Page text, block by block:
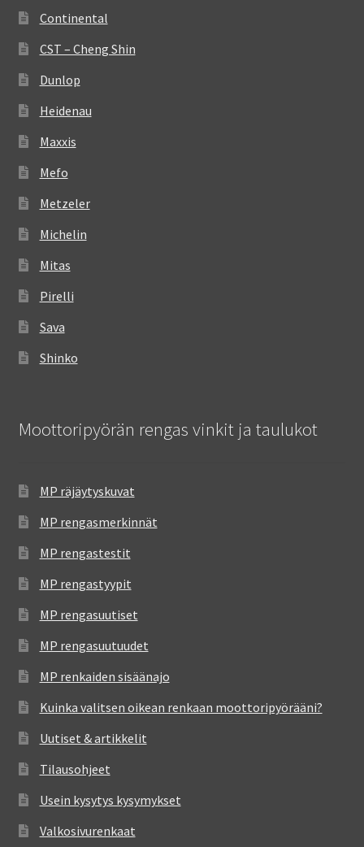
Continental
CST – Cheng Shin
Dunlop
Heidenau
Maxxis
Mefo
Metzeler
Michelin
Mitas
Pirelli
Sava
Shinko
Moottoripyörän rengas vinkit ja taulukot
MP räjäytyskuvat
MP rengasmerkinnät
MP rengastestit
MP rengastyypit
MP rengasuutiset
MP rengasuutuudet
MP renkaiden sisäänajo
Kuinka valitsen oikean renkaan moottoripyörääni?
Uutiset & artikkelit
Tilausohjeet
Usein kysytys kysymykset
Valkosivurenkaat